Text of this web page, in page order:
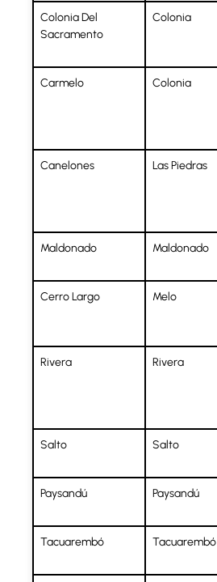
Colonia Del
Sacramento
Colonia
Carmelo Colonia
Canelones Las Piedras
Maldonado Maldonado
Cerro Largo Melo
Rivera Rivera
Salto Salto
Paysandú Paysandú
Tacuarembó Tacuarembó